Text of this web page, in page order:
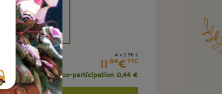
4 x 2.96 €
11.84€TTC
+ éco-participation 0,44 €